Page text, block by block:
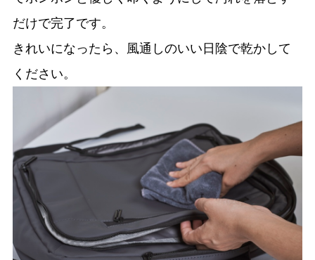
だけで完了です。
きれいになったら、風通しのいい日陰で乾かして
ください。